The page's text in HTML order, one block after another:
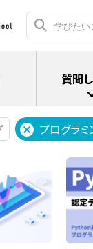
プログラミ
質問